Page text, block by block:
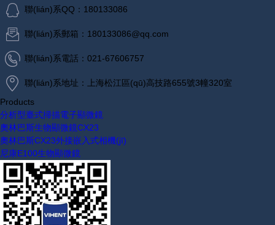
聯(lián)系QQ：180133086
聯(lián)系郵箱：180133086@qq.com
聯(lián)系電話：021-67606757
聯(lián)系地址：上海松江區(qū)高技路655號3幢320室
Products
分析型臺式掃描電子顯微鏡
奧林巴斯生物顯微鏡CX23
奧林巴斯CX23外接嵌入式相機(jī)
尼康E100生物顯微鏡